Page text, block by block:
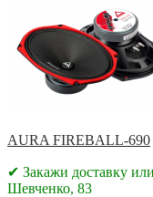
AURA FIREBALL-690
✔ Закажи доставку
Шевченко, 83